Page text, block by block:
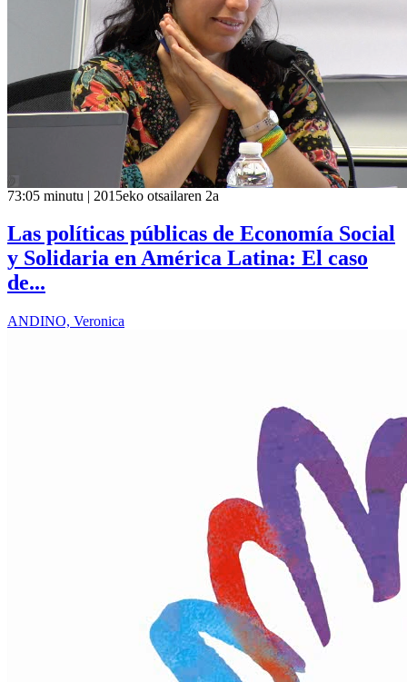
73:05 minutu | 2015eko otsailaren 2a
Las políticas públicas de Economía Social
y Solidaria en América Latina: El caso
de...
ANDINO, Veronica